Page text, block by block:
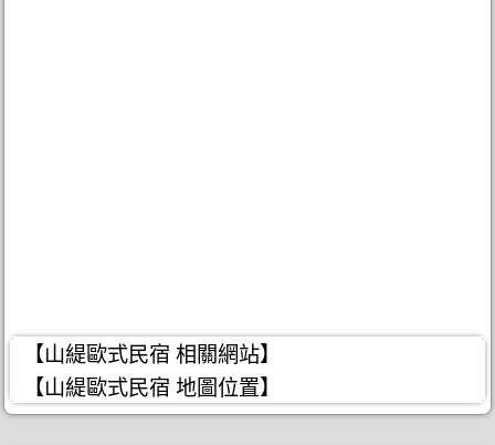
【山緹歐式民宿 相關網站】
【山緹歐式民宿 地圖位置】